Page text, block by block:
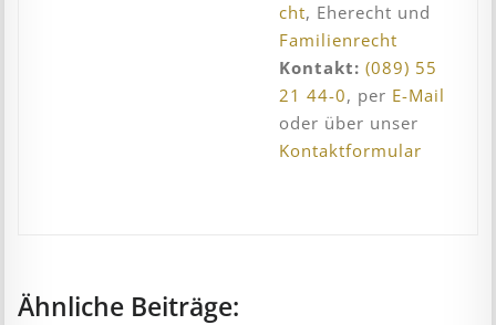
cht, Eherecht und
Familienrecht
Kontakt: (089) 55
21 44-0, per E-Mail
oder über unser
Kontaktformular
Ähnliche Beiträge: